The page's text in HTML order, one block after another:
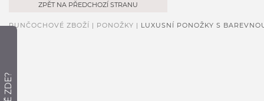
ZPĚT NA PŘEDCHOZÍ STRANU
PUNČOCHOVÉ ZBOŽÍ | PONOŽKY | LUXUSNÍ PONOŽKY S